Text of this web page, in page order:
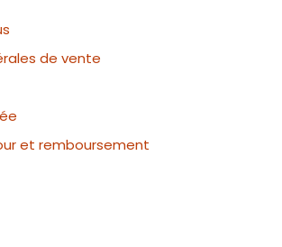
de vente
et remboursement